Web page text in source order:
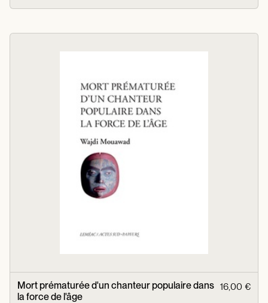
Mort prématurée d'un chanteur populaire dans
la force de l'âge
16,00 €